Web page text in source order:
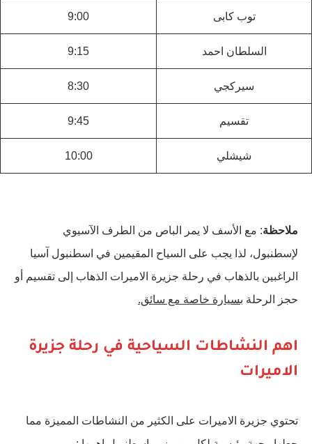
توب كابى 9:00
السلطان احمد 9:15
سيركجي 8:30
تقسيم 9:45
شيشلي 10:00
ملاحظة: مع الأسف لا يمر الباص من الطرف الآسيوي
لإسطنبول، لذا يجب على السياح المقيمين في اسطنبول آسيا
الراغبين بالذهاب في رحلة جزيرة الاميرات الذهاب إلى تقسيم أو
حجز الرحلة بسيارة خاصة مع سائق.
اهم النشاطات السياحية في رحلة جزيرة
الاميرات
تحتوي جزيرة الاميرات على الكثير من النشاطات المميزة مما